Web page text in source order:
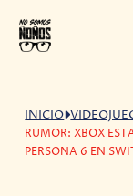
INICIO
RUMOR: XBOX
PERSONA 6 EN